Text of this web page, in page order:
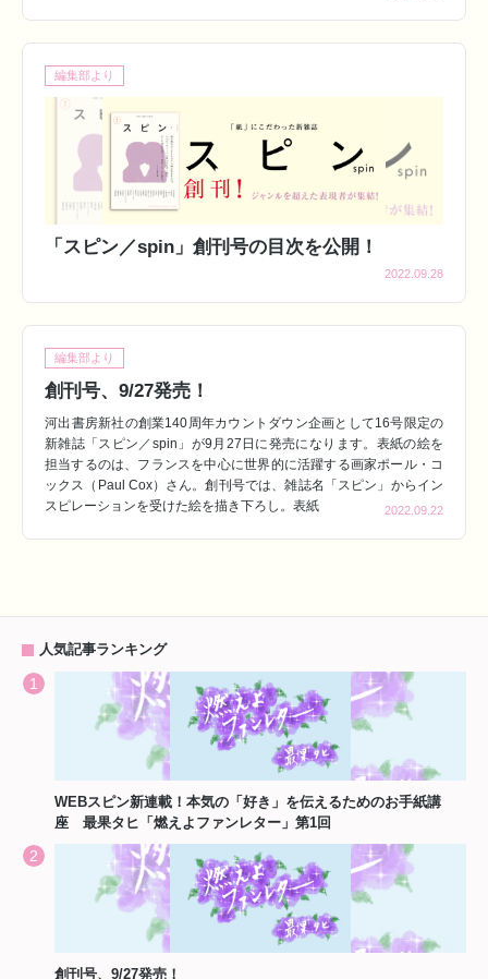
編集部より
「スピン／spin」創刊号の目次を公開！
2022.09.28
編集部より
創刊号、9/27発売！
河出書房新社の創業140周年カウントダウン企画として16号限定の
新雑誌「スピン／spin」が9月27日に発売になります。表紙の絵を
担当するのは、フランスを中心に世界的に活躍する画家ポール・コ
ックス（Paul Cox）さん。創刊号では、雑誌名「スピン」からイン
スピレーションを受けた絵を描き下ろし。表紙
2022.09.22
人気記事ランキング
WEBスピン新連載！本気の「好き」を伝えるためのお手紙講
座 最果タヒ「燃えよファンレター」第1回
創刊号、9/27発売！